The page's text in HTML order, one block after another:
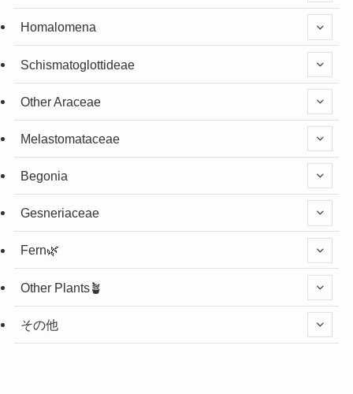
Homalomena
Schismatoglottideae
Other Araceae
Melastomataceae
Begonia
Gesneriaceae
Fern🌿
Other Plants🪴
その他